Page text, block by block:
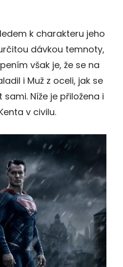
k charakteru jeho
dávkou temnoty,
však je, že se na
i Muž z oceli, jak se
Níže je přiložena i
v civilu.